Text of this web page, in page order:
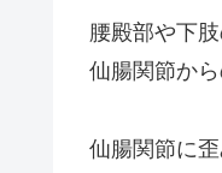
腰殿部や下肢
仙腸関節か
仙腸関節に歪